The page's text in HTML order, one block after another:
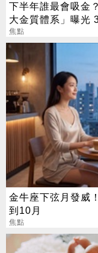
下半年誰最會吸金
大金質體系」曝光 3生肖
偏財旺到「錢自己找
門」
焦點
金牛座下弦月發威
到10月
焦點